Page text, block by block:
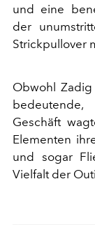
und eine
der
Strickpullover
Obwohl
Geschäft
Elementen
und sogar
Vielfalt der